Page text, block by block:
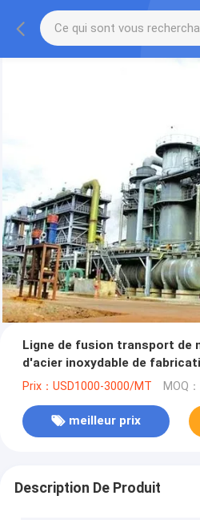
Ligne de fusion transport de
d'acier inoxydable de
construction de plat
Prix：USD1000-3000/MT MOQ
meilleur prix
Description De Produit